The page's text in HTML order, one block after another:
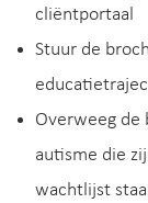
cliëntportaal
Stuur de
Overweeg de
autisme die
wachtlijst